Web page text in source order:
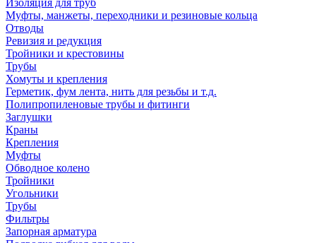
Изоляция для труб
Муфты, манжеты, переходники и резиновые кольца
Отводы
Ревизия и редукция
Тройники и крестовины
Трубы
Хомуты и крепления
Герметик, фум лента, нить для резьбы и т.д.
Полипропиленовые трубы и фитинги
Заглушки
Краны
Крепления
Муфты
Обводное колено
Тройники
Угольники
Трубы
Фильтры
Запорная арматура